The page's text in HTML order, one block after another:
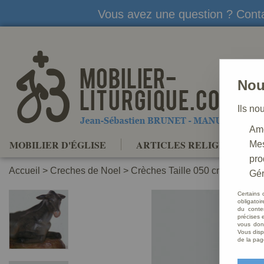
Vous avez une question ?
MOBILIER D'ÉGLISE ARTICLES RELIGIEUX
Accueil > Creches de Noel > Crèches Taille 050 cm
Ils
Certains
du
précises
vous
Vous
de la